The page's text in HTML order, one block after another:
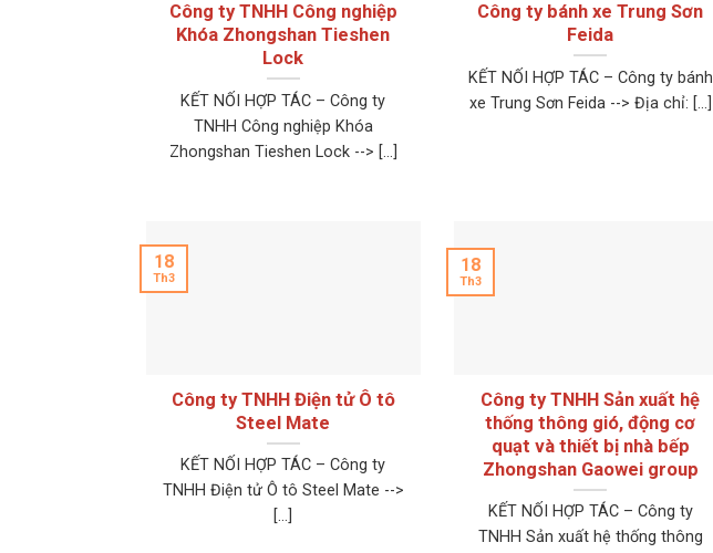
Công ty TNHH Công nghiệp
Khóa Zhongshan Tieshen
Lock
KẾT NỐI HỢP TÁC – Công ty
TNHH Công nghiệp Khóa
Zhongshan Tieshen Lock --> [...]
Công ty bánh xe Trung Sơn
Feida
KẾT NỐI HỢP TÁC – Công ty bánh
xe Trung Sơn Feida --> Địa chỉ: [...]
Công ty TNHH Điện tử Ô tô
Steel Mate
KẾT NỐI HỢP TÁC – Công ty
TNHH Điện tử Ô tô Steel Mate -->
[...]
18
Th3
Công ty TNHH Sản xuất hệ
thống thông gió, động cơ
quạt và thiết bị nhà bếp
Zhongshan Gaowei group
KẾT NỐI HỢP TÁC – Công ty
TNHH Sản xuất hệ thống thông
18
Th3